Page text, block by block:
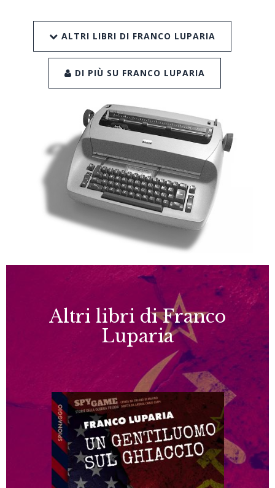
ALTRI LIBRI DI FRANCO LUPARIA
DI PIÙ SU FRANCO LUPARIA
Altri libri di Franco
Luparia